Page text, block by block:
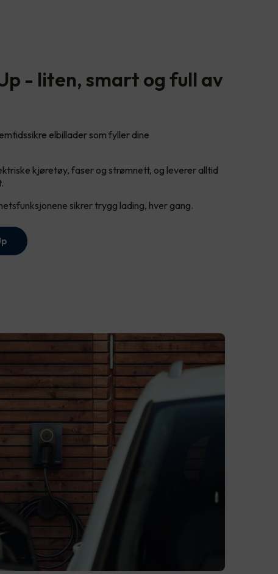
- liten, smart og full av
elbillader som fyller dine
kjøretøy, faser og strømnett, og leverer alltid
sikrer trygg lading, hver gang.